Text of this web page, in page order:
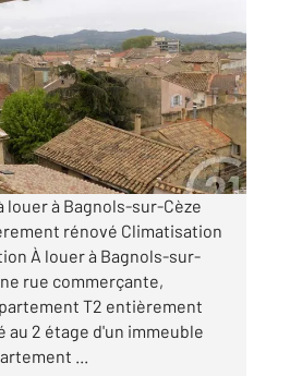
louer
louer à Bagnols-sur-Cèze
rénové Climatisation
À louer à Bagnols-sur-
rue commerçante,
T2 entièrement
au 2 étage d'un immeuble
...